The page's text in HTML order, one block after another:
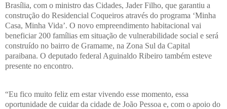
Brasília, com o ministro das Cidades, Jader Filho, que garantiu a
construção do Residencial Coqueiros através do programa ‘Minha
Casa, Minha Vida’. O novo empreendimento habitacional vai
beneficiar 200 famílias em situação de vulnerabilidade social e será
construído no bairro de Gramame, na Zona Sul da Capital
paraibana. O deputado federal Aguinaldo Ribeiro também esteve
presente no encontro.
“Eu fico muito feliz em estar vivendo esse momento, essa
oportunidade de cuidar da cidade de João Pessoa e, com o apoio do